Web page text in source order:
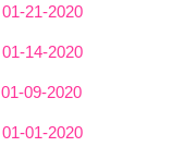
01-21-2020
01-14-2020
01-09-2020
01-01-2020